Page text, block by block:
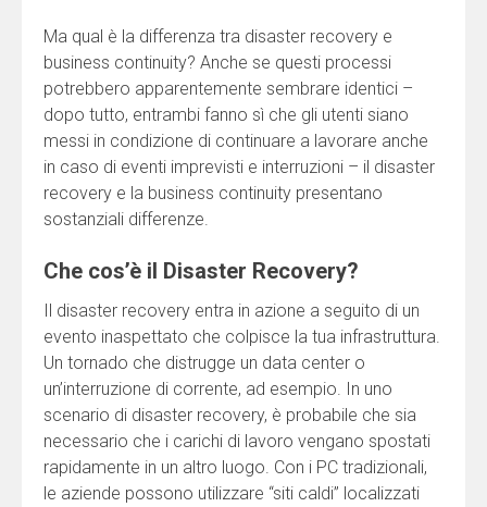
Ma qual è la differenza tra disaster recovery e
business continuity? Anche se questi processi
potrebbero apparentemente sembrare identici –
dopo tutto, entrambi fanno sì che gli utenti siano
messi in condizione di continuare a lavorare anche
in caso di eventi imprevisti e interruzioni – il disaster
recovery e la business continuity presentano
sostanziali differenze.
Che cos’è il Disaster Recovery?
Il disaster recovery entra in azione a seguito di un
evento inaspettato che colpisce la tua infrastruttura.
Un tornado che distrugge un data center o
un’interruzione di corrente, ad esempio. In uno
scenario di disaster recovery, è probabile che sia
necessario che i carichi di lavoro vengano spostati
rapidamente in un altro luogo. Con i PC tradizionali,
le aziende possono utilizzare “siti caldi” localizzati